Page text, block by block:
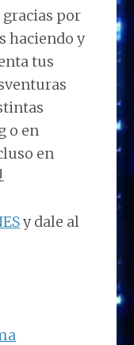
por
haciendo y
tus
o en
en
y dale al